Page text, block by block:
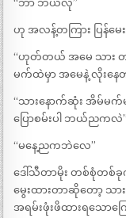
“ဘာ ဘယ်လို”
ဟု အလန့်တကြား ပြန်
“ဟုတ်တယ် အမေ သား
မက်ထဲမှာ အမေနဲ့ လိုး
“သားနောက်ဆုံး အိမ်မ
ပြောစမ်းပါ ဘယ်ညကလဲ”
“မနေ့ညကဘဲလေ”
ဒေါ်သီတာမိုး တစ်စုံတစ်
မွေးထားတာဆိုတော့ သ
အရမ်းဖုံးဖိထားရသော